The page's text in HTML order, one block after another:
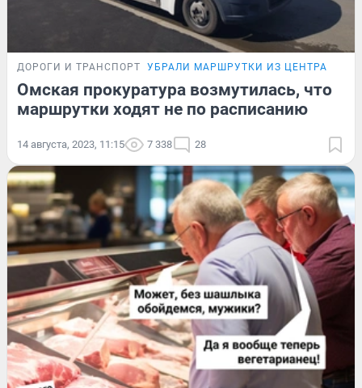
ДОРОГИ И ТРАНСПОРТ УБРАЛИ МАРШРУТКИ ИЗ ЦЕНТРА
Омская прокуратура возмутилась, что
маршрутки ходят не по расписанию
14 августа, 2023, 11:15 7 338 28